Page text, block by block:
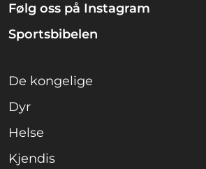
Følg oss på Instagram
Sportsbibelen
De kongelige
Dyr
Helse
Kjendis